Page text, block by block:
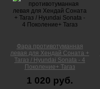
Фара противотуманная
левая для Хендай Соната +
Тагаз / Hyundai Sonata - 4
Поколение+ Тагаз
1 020 руб.